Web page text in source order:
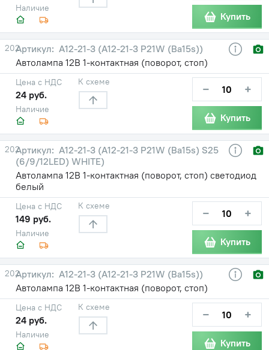
Наличие
Купить
202
А12-21-3 (А12-21-3 P21W (Ba15s))
Автолампа 12В 1-контактная (поворот, стоп)
Наличие
Цена с НДС
24 руб.
К схеме − +
Купить
202
А12-21-3 (А12-21-3 P21W (Ba15s) S25
(6/9/12LED) WHITE)
Автолампа 12В 1-контактная (поворот, стоп) светодиод
белый
Наличие
Цена с НДС
149 руб.
К схеме − +
Купить
202
А12-21-3 (А12-21-3 P21W (Ba15s))
Автолампа 12В 1-контактная (поворот, стоп)
Наличие
Цена с НДС
24 руб.
К схеме − +
Купить